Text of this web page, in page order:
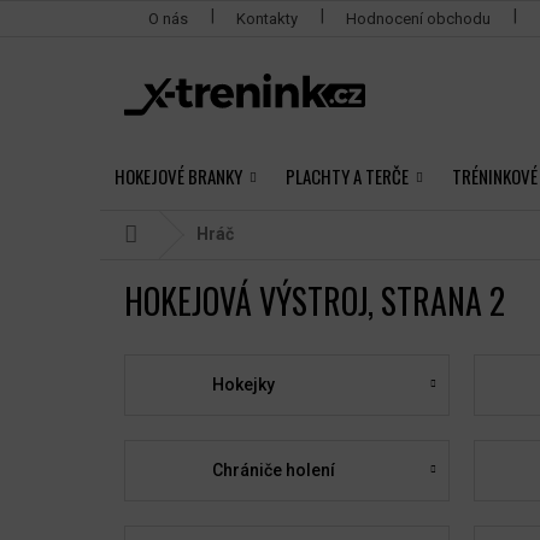
O nás Kontakty Hodnocení obchodu
HOKEJOVÉ BRANKY PLACHTY A TERČE
Hráč
HOKEJOVÁ VÝSTROJ, STRANA 2
Hokejky
Chrániče holení